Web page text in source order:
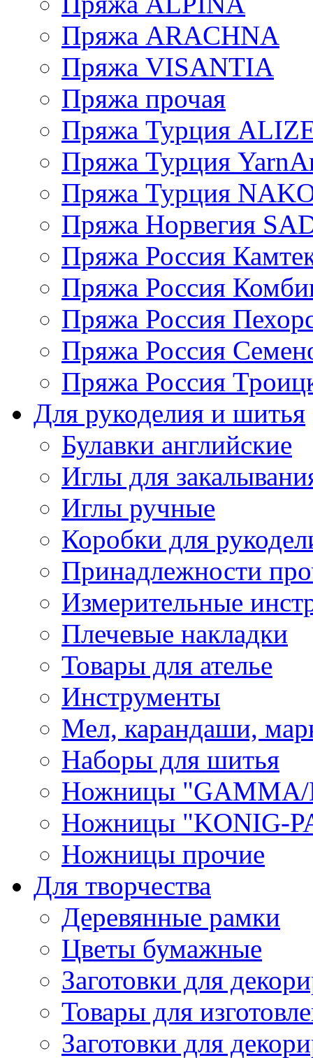
Пряжа ARACHNA
Пряжа VISANTIA
Пряжа прочая
Пряжа Турция
Пряжа Турция
Пряжа Турция
Пряжа Норвегия
Пряжа Россия
Пряжа Россия
Пряжа Россия
Пряжа Россия
Пряжа Россия
Для рукоделия и шитья
Булавки английские
Иглы для
Иглы ручные
Коробки для
Принадлежности
Измерительные
Плечевые накладки
Товары для ателье
Инструменты
Мел, карандаши,
Наборы для шитья
Ножницы "GAMMA/
Ножницы "KONIG-
Ножницы прочие
Для творчества
Деревянные рамки
Цветы бумажные
Заготовки для
Товары для
Заготовки для